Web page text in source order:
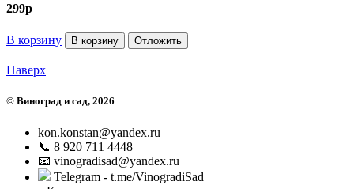
299p
В корзину В корзину Отложить
Наверх
© Виноград и сад, 2026
kon.konstan@yandex.ru
📞 8 920 711 4448
📧 vinogradisad@yandex.ru
Telegram - t.me/VinogradiSad